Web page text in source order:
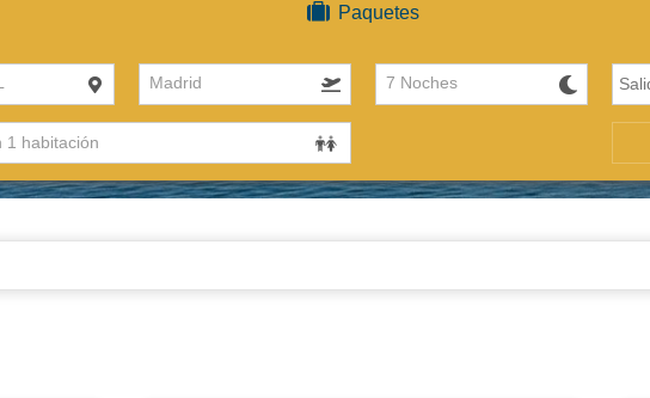
Paquetes
Madrid 7 Noches